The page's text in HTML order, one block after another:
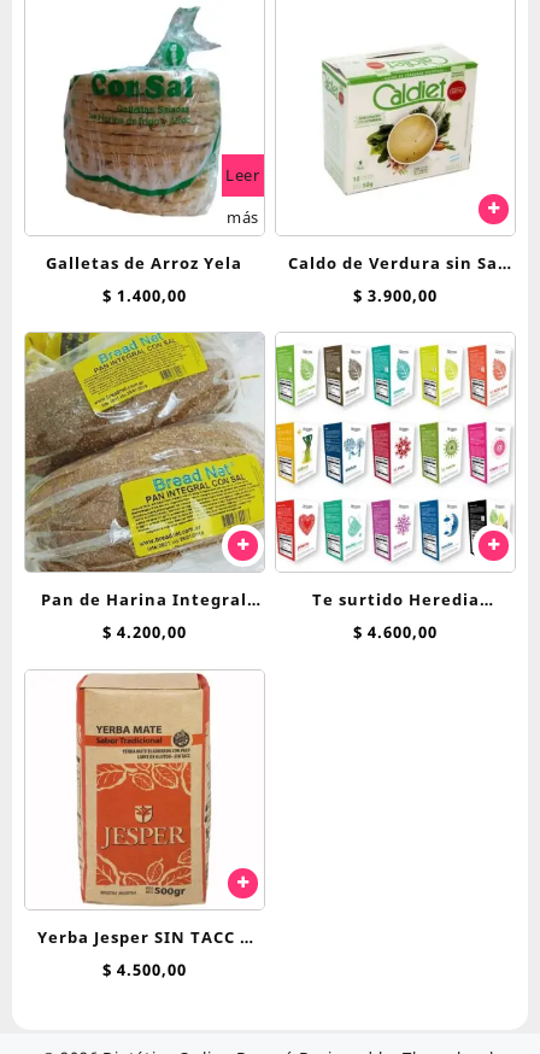
Leer
más
Galletas de Arroz Yela
$ 1.400,00
Caldo de Verdura sin Sal
Caldiet x 10 sobres
$ 3.900,00
Pan de Harina Integral
Breadnet
$ 4.200,00
Te surtido Heredia
Bienestar saquitos
$ 4.600,00
Yerba Jesper SIN TACC x
500 g
$ 4.500,00